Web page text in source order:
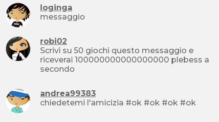
loginga
messaggio
robi02
Scrivi su 50 giochi questo messaggio e
riceverai 100000000000000000 plebess a
secondo
andrea99383
chiedetemi l'amicizia #ok #ok #ok #ok